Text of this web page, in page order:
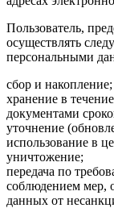
Пользователь,
осуществлять
персональными
сбор и накопление;
хранение в
документами
уточнение
использование в
уничтожение;
передача по
соблюдением мер,
данных от